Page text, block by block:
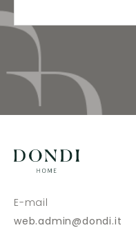
E-mail
web.admin@dondi.it